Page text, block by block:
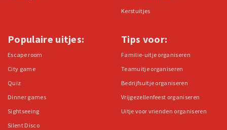
Kerstuitjes
Populaire uitjes:
Escape room
City game
Quiz
Dinner games
Sightseeing
Silent Disco
Tips voor:
Familie-uitje organiseren
Teamuitje organiseren
Bedrijfsuitje organiseren
Vrijgezellenfeest organiseren
Uitje voor vrienden organiseren